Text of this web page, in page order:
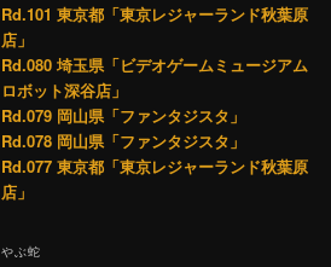
Rd.101 東京都「東京レジャーランド秋葉原
店」
Rd.080 埼玉県「ビデオゲームミュージアム
ロボット深谷店」
Rd.079 岡山県「ファンタジスタ」
Rd.078 岡山県「ファンタジスタ」
Rd.077 東京都「東京レジャーランド秋葉原
店」
やぶ蛇